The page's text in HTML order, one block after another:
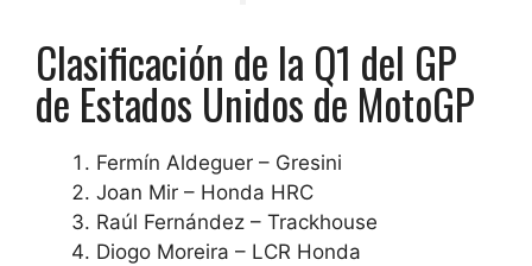
Clasificación de la Q1 del GP
de Estados Unidos de MotoGP
Fermín Aldeguer – Gresini
Joan Mir – Honda HRC
Raúl Fernández – Trackhouse
Diogo Moreira – LCR Honda